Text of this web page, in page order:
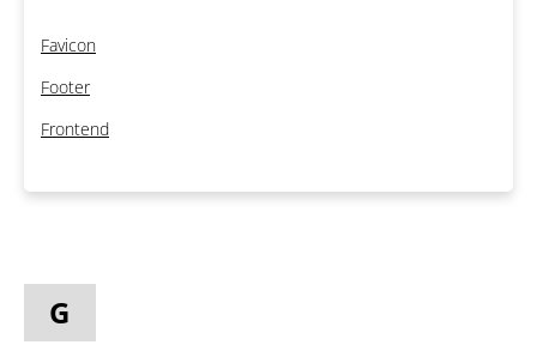
Favicon
Footer
Frontend
G